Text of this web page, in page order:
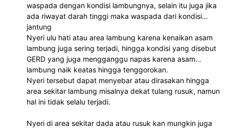
waspada dengan kondisi lambungnya, selain itu juga jika
ada riwayat darah tinggi maka waspada dari kondisi
jantung
Nyeri ulu hati atau area lambung karena kenaikan asam
lambung juga sering terjadi, hingga kondisi yang disebut
GERD yang juga mengganggu napas karena asam
lambung naik keatas hingga tenggorokan.
Nyeri tersebut dapat menyebar atau dirasakan hingga
area sekitar lambung misalnya dekat tulang rusuk, namun
hal ini tidak selalu terjadi.
Nyeri di area sekitar dada atau rusuk kan mungkin juga